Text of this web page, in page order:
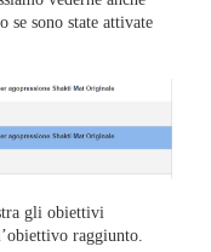
se sono state attivate
gli obiettivi
raggiunto.